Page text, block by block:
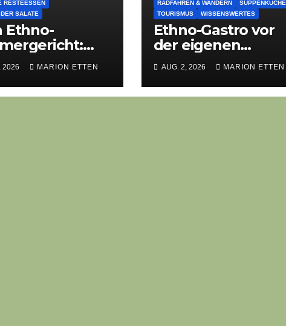
RESTEESSEN
SALATE
Ethno-
Lauch-
Salat
2026 MARION ETTEN
RADFAHREN & WANDERN
SUPPENKÜCHE
TOURISMUS
WISSENSWERTES
Ethno-Gastro vor
der eigenen
Haustür: Die
geheime
kulinarische DNA
AUG. 2, 2026 MARION ETTEN